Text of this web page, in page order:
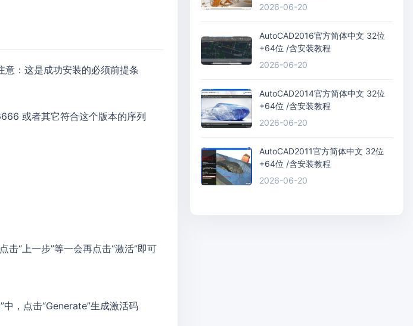
：这是成功安装的必须前提条
或者其它符合这个版本的序列
“上一步”等一会再点击“激活”即可
，点击“Generate”生成激活码
2026-06-20
AutoCAD2016官方简体中文 32位
+64位 /含安装教程
2026-06-20
AutoCAD2014官方简体中文 32位
+64位 /含安装教程
2026-06-20
AutoCAD2011官方简体中文 32位
+64位 /含安装教程
2026-06-20